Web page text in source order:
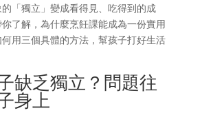
「獨立」變成看得見、吃得到的成
了解，為什麼烹飪課能成為一份實用
用三個具體的方法，幫孩子打好生活
缺乏獨立？問題往
身上